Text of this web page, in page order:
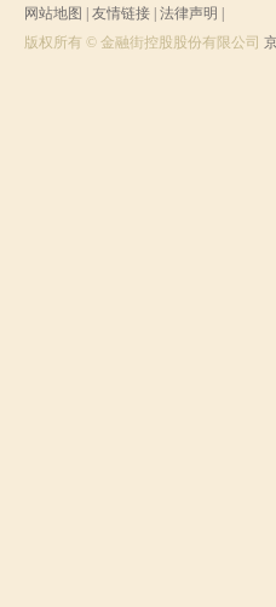
网站地图 友情链接 法律声明
版权所有 © 金融街控股股份有限公司